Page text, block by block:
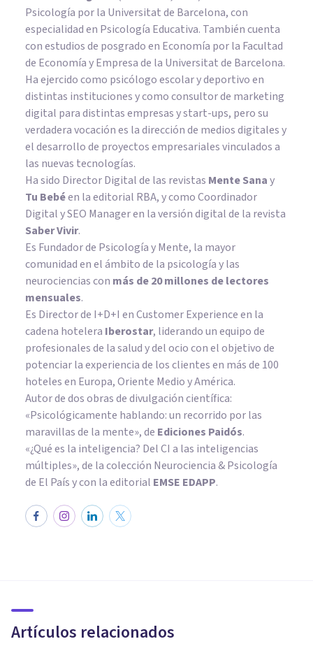
Psicología por la Universitat de Barcelona, con
especialidad en Psicología Educativa. También cuenta
con estudios de posgrado en Economía por la Facultad
de Economía y Empresa de la Universitat de Barcelona.
Ha ejercido como psicólogo escolar y deportivo en
distintas instituciones y como consultor de marketing
digital para distintas empresas y start-ups, pero su
verdadera vocación es la dirección de medios digitales y
el desarrollo de proyectos empresariales vinculados a
las nuevas tecnologías.
Ha sido Director Digital de las revistas Mente Sanay
Tu Bebéen la editorial RBA, y como Coordinador
Digital y SEO Manager en la versión digital de la revista
Saber Vivir.
Es Fundador de Psicología y Mente, la mayor
comunidad en el ámbito de la psicología y las
neurociencias con más de 20 millones de lectores
mensuales.
Es Director de I+D+I en Customer Experience en la
cadena hotelera Iberostar, liderando un equipo de
profesionales de la salud y del ocio con el objetivo de
potenciar la experiencia de los clientes en más de 100
hoteles en Europa, Oriente Medio y América.
Autor de dos obras de divulgación científica:
«Psicológicamente hablando: un recorrido por las
maravillas de la mente», de Ediciones Paidós.
«¿Qué es la inteligencia? Del CI a las inteligencias
múltiples», de la colección Neurociencia & Psicología
de El País y con la editorial EMSE EDAPP.
Artículos relacionados
combatir el insomnio